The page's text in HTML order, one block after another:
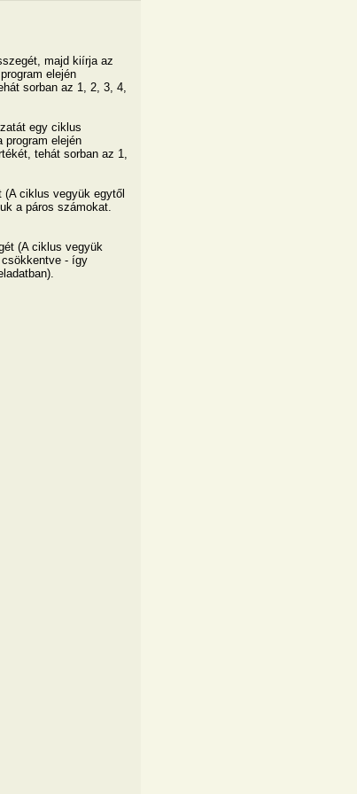
majd kiírja az
elején
sorban az 1, 2, 3, 4,
egy ciklus
elején
tehát sorban az 1,
ciklus vegyük egytől
a páros számokat.
(A ciklus vegyük
- így